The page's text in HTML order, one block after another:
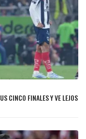
CINCO FINALES Y VE LEJOS